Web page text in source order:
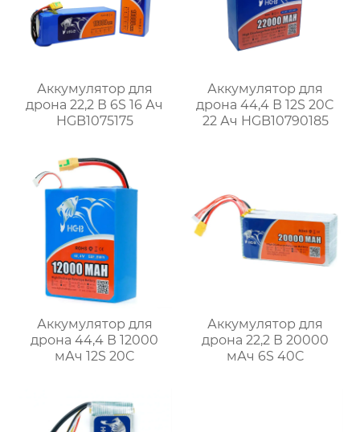
Аккумулятор для
дрона 22,2 В 6S 16 Ач
HGB1075175
Аккумулятор для
дрона 44,4 В 12S 20C
22 Ач HGB10790185
Аккумулятор для
дрона 44,4 В 12000
мАч 12S 20C
Аккумулятор для
дрона 22,2 В 20000
мАч 6S 40C